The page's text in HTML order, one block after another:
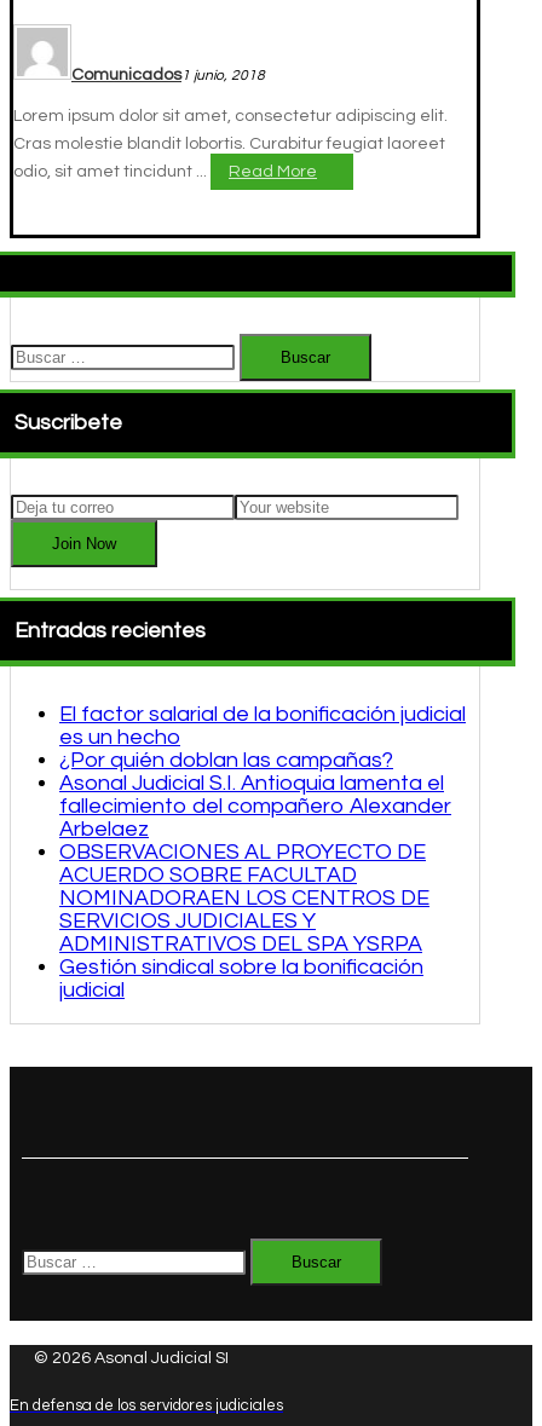
Comunicados1 junio, 2018
Lorem ipsum dolor sit amet, consectetur adipiscing elit.
Cras molestie blandit lobortis. Curabitur feugiat laoreet
odio, sit amet tincidunt ...
Read More
Buscar:
Suscribete
Join Now
Entradas recientes
El factor salarial de la bonificación judicial
es un hecho
¿Por quién doblan las campañas?
Asonal Judicial S.I. Antioquia lamenta el
fallecimiento del compañero Alexander
Arbelaez
OBSERVACIONES AL PROYECTO DE
ACUERDO SOBRE FACULTAD
NOMINADORAEN LOS CENTROS DE
SERVICIOS JUDICIALES Y
ADMINISTRATIVOS DEL SPA YSRPA
Gestión sindical sobre la bonificación
judicial
Buscar:
© 2026 Asonal Judicial SI
En defensa de los servidores judiciales